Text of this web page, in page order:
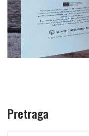
Pretraga